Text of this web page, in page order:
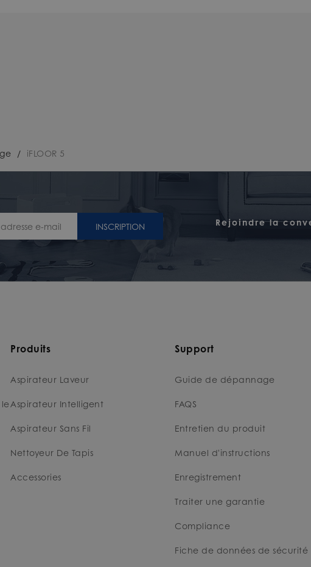
/ iFLOOR 5
INSCRIPTION Rejoindre la
Produits
Aspirateur Laveur
Aspirateur Intelligent
Aspirateur Sans Fil
Nettoyeur De Tapis
Accessories
Support
Guide de dépannage
FAQS
Entretien du produit
Manuel d'instructions
Enregistrement
Traiter une garantie
Compliance
Fiche de données de sécurité